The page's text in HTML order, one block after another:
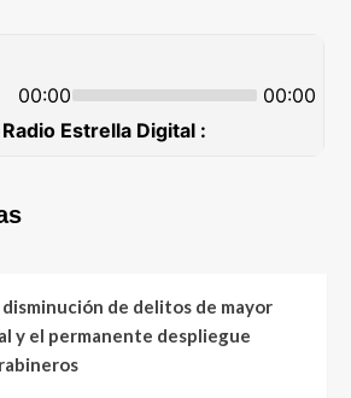
de delitos de mayor
y el permanente despliegue